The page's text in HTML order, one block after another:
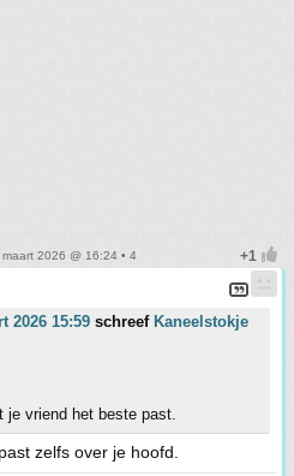
2026 @ 16:24 • 4
2026 15:59 schreef Kaneelstokje
je vriend het beste past.
zelfs over je hoofd.